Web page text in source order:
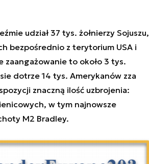
udział 37 tys. żołnierzy Sojuszu,
bezpośrednio z terytorium USA i
zaangażowanie to około 3 tys.
dotrze 14 tys. Amerykanów zza
znaczną ilość uzbrojenia:
w tym najnowsze
M2 Bradley.